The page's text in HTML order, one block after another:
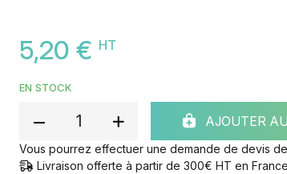
5,20 € HT
EN STOCK
AJOUTER
Vous pourrez effectuer une demande de devis
Livraison offerte à partir de 300€ HT en